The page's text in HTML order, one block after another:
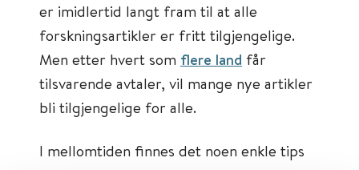
er imidlertid langt fram til at alle
forskningsartikler er fritt tilgjengelige.
Men etter hvert som flere land får
tilsvarende avtaler, vil mange nye artikler
bli tilgjengelige for alle.
I mellomtiden finnes det noen enkle tips